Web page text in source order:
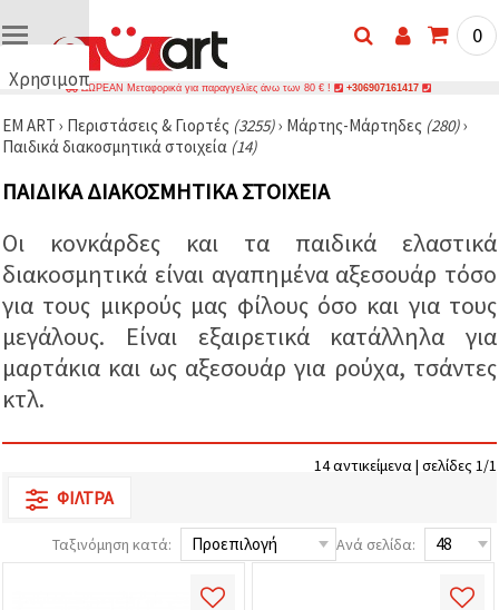
Χρησιμοποιούμε
🍪
Χρησιμοποιούμε
παρόμοιες
τεχνολογίες
διασφαλίσουμε
λειτουργία
ιστότοπου,
να
βελτιώσουμε
την
εμπειρία
σας και, με
την
επισκεψιμότητα
προβάλλουμε
πιο σχετικό
0
ΔΩΡΕΑΝ Μεταφορικά για παραγγελίες άνω των 80 € ! +306907161417
EM ART › Περιστάσεις & Γιορτές (3255)› Μάρτης-Μάρτηδες (280)›
Παιδικά διακοσμητικά στοιχεία (14)
ΠΑΙΔΙΚΆ ΔΙΑΚΟΣΜΗΤΙΚΆ ΣΤΟΙΧΕΊΑ
Οι κονκάρδες και τα παιδικά ελαστικά
διακοσμητικά είναι αγαπημένα αξεσουάρ τόσο
για τους μικρούς μας φίλους όσο και για τους
μεγάλους. Είναι εξαιρετικά κατάλληλα για
μαρτάκια και ως αξεσουάρ για ρούχα, τσάντες
κτλ.
14 αντικείμενα | σελίδες 1/1
ΦΊΛΤΡΑ
Ταξινόμηση κατά: Ανά σελίδα: